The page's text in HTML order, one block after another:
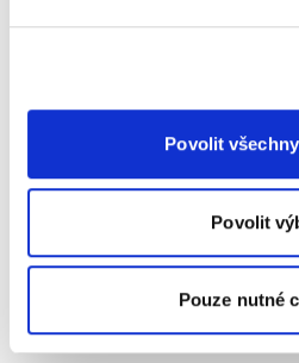
Povolit
Povolit
Pouze nutné